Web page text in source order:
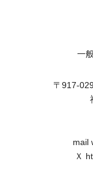
一
〒917-
mail
Ｘ